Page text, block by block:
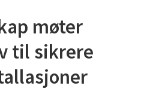
møter
til sikrere